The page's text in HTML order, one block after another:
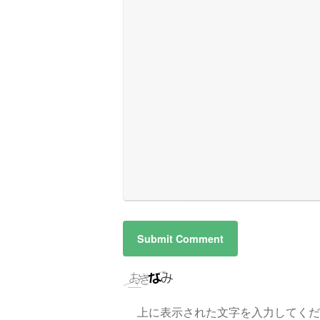
上に表示された文字を入力してく